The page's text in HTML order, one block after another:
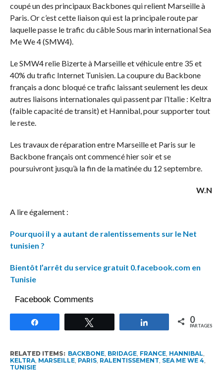
coupé un des principaux Backbones qui relient Marseille à
Paris. Or c’est cette liaison qui est la principale route par
laquelle passe le trafic du câble Sous marin international Sea
Me We 4 (SMW4).
Le SMW4 relie Bizerte à Marseille et véhicule entre 35 et
40% du trafic Internet Tunisien. La coupure du Backbone
français a donc bloqué ce trafic laissant seulement les deux
autres liaisons internationales qui passent par l’Italie : Keltra
(faible capacité de transit) et Hannibal, pour supporter tout
le reste.
Les travaux de réparation entre Marseille et Paris sur le
Backbone français ont commencé hier soir et se
poursuivront jusqu’à la fin de la matinée du 12 septembre.
W.N
A lire également :
Pourquoi il y a autant de ralentissements sur le Net
tunisien ?
Bientôt l’arrêt du service gratuit 0.facebook.com en
Tunisie
Facebook Comments
Partagez 0
PARTAGES
RELATED ITEMS: BACKBONE, BRIDAGE, FRANCE, HANNIBAL
KELTRA, MARSEILLE, PARIS, RALENTISSEMENT SEA ME WE 4
TUNISIE